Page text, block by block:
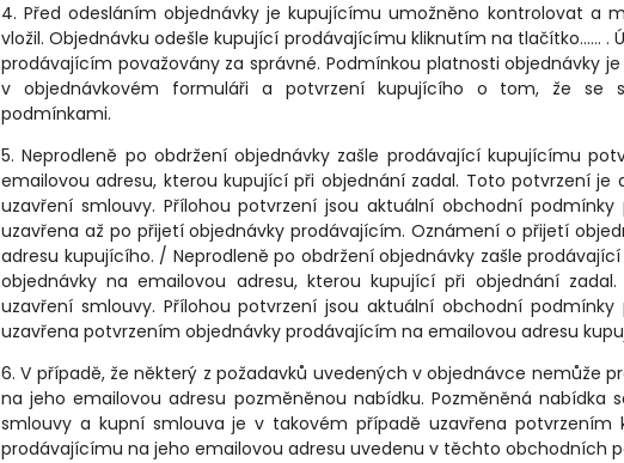
4. Před odesláním objednávky je kupujícímu umožněno kontrolovat a
vložil. Objednávku odešle kupující prodávajícímu kliknutím na tlačítko…… .
prodávajícím považovány za správné. Podmínkou platnosti objednávky
v objednávkovém formuláři a potvrzení kupujícího o tom, že se
podmínkami.
5. Neprodleně po obdržení objednávky zašle prodávající kupujícímu
emailovou adresu, kterou kupující při objednání zadal. Toto potvrzení je
uzavření smlouvy. Přílohou potvrzení jsou aktuální obchodní
uzavřena až po přijetí objednávky prodávajícím. Oznámení o přijetí
adresu kupujícího. / Neprodleně po obdržení objednávky zašle
objednávky na emailovou adresu, kterou kupující při objednání
uzavření smlouvy. Přílohou potvrzení jsou aktuální obchodní
uzavřena potvrzením objednávky prodávajícím na emailovou adresu
6. V případě, že některý z požadavků uvedených v objednávce nemůže
na jeho emailovou adresu pozměněnou nabídku. Pozměněná nabídka
smlouvy a kupní smlouva je v takovém případě uzavřena
prodávajícímu na jeho emailovou adresu uvedenu v těchto obchodních